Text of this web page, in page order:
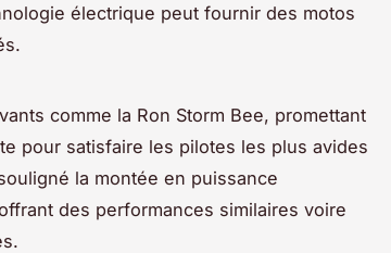
électrique peut fournir des motos
comme la Ron Storm Bee, promettant
pour satisfaire les pilotes les plus avides
la montée en puissance
des performances similaires voire